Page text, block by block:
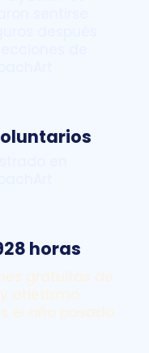
horas
gratuitas de
atletismo
el año pasado